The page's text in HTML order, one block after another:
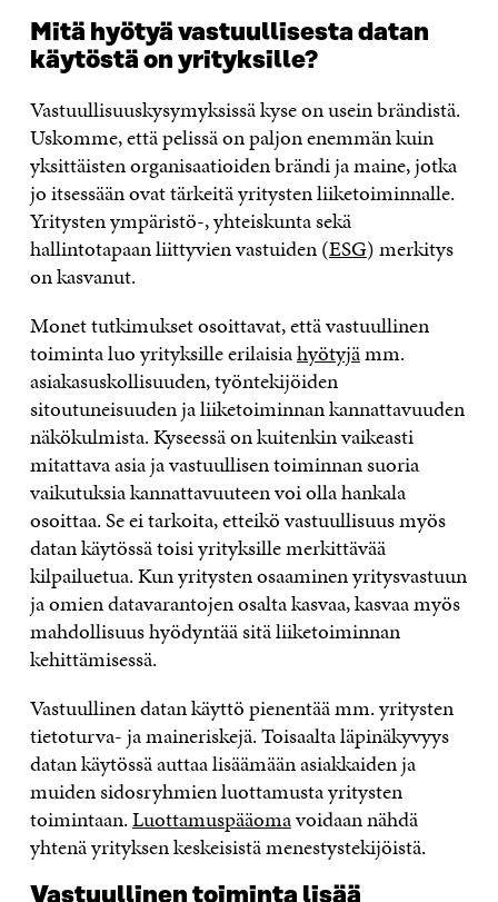
Mitä hyötyä vastuullisesta datan
käytöstä on yrityksille?
Vastuullisuuskysymyksissä kyse on usein brändistä.
Uskomme, että pelissä on paljon enemmän kuin
yksittäisten organisaatioiden brändi ja maine, jotka
jo itsessään ovat tärkeitä yritysten liiketoiminnalle.
Yritysten ympäristö-, yhteiskunta sekä
hallintotapaan liittyvien vastuiden (ESG) merkitys
on kasvanut.
Monet tutkimukset osoittavat, että vastuullinen
toiminta luo yrityksille erilaisiahyötyjämm.
asiakasuskollisuuden, työntekijöiden
sitoutuneisuuden ja liiketoiminnan kannattavuuden
näkökulmista. Kyseessä on kuitenkin vaikeasti
mitattava asia ja vastuullisen toiminnan suoria
vaikutuksia kannattavuuteen voi olla hankala
osoittaa. Se ei tarkoita, etteikö vastuullisuus myös
datan käytössä toisi yrityksille merkittävää
kilpailuetua. Kun yritysten osaaminen yritysvastuun
ja omien datavarantojen osalta kasvaa, kasvaa myös
mahdollisuus hyödyntää sitä liiketoiminnan
kehittämisessä.
Vastuullinen datan käyttö pienentää mm. yritysten
tietoturva- ja maineriskejä. Toisaalta läpinäkyvyys
datan käytössä auttaa lisäämään asiakkaiden ja
muiden sidosryhmien luottamusta yritysten
toimintaan.Luottamuspääomavoidaan nähdä
yhtenä yrityksen keskeisistä menestystekijöistä.
Vastuullinen toiminta lisää